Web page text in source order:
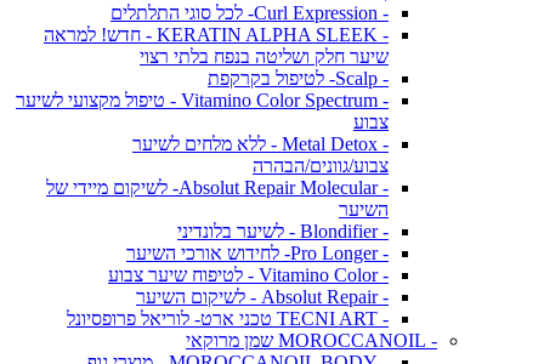
- Curl Expression- לכל סוגי התלתלים
- KERATIN ALPHA SLEEK - חדש! למראה
שיער חלק ושליטה בנפח בלתי רצוי
- Scalp- לטיפול בקרקפת
- Vitamino Color Spectrum - טיפול מקצועי לשיער
צבוע
- Metal Detox - ללא מלחים לשיער
צבוע/גוונים/הבהרה
- Absolut Repair Molecular- לשיקום מיידי של
השיער
- Blondifier - לשיער בלונדיני
- Pro Longer- לחידוש אורכי השיער
- Vitamino Color - לטיפוח שיער צבוע
- Absolut Repair - לשיקום השיער
- TECNI ART טכני ארט- לוריאל פרופסיונל
- MOROCCANOIL שמן מרוקאי